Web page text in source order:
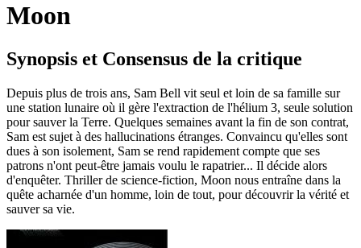
Moon
Synopsis et Consensus de la critique
Depuis plus de trois ans, Sam Bell vit seul et loin de sa famille sur
une station lunaire où il gère l'extraction de l'hélium 3, seule solution
pour sauver la Terre. Quelques semaines avant la fin de son contrat,
Sam est sujet à des hallucinations étranges. Convaincu qu'elles sont
dues à son isolement, Sam se rend rapidement compte que ses
patrons n'ont peut-être jamais voulu le rapatrier... Il décide alors
d'enquêter. Thriller de science-fiction, Moon nous entraîne dans la
quête acharnée d'un homme, loin de tout, pour découvrir la vérité et
sauver sa vie.